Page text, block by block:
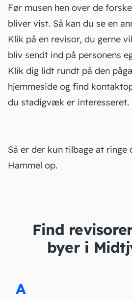
Før musen hen over de
bliver vist. Så kan du se en
Klik på en revisor, du gerne
bliv sendt ind på personens
Klik dig lidt rundt på den
hjemmeside og find
du stadigvæk er interesseret.
Så er der kun tilbage at ringe
Hammel op.
Find
byer i
A